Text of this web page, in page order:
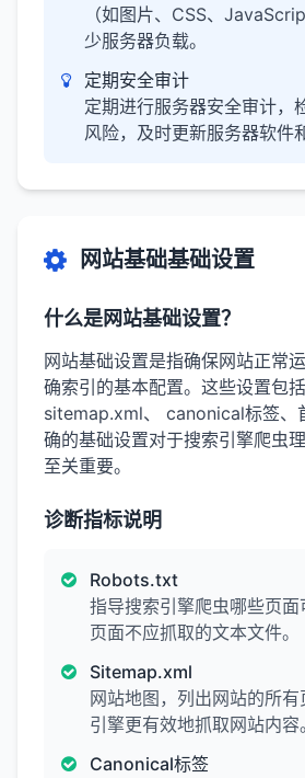
（如图片、CSS、
少服务器负载。
定期安全审计
定期进行服务器安全审计，
风险，及时更新服务器软件
网站基础基础设置
什么是网站基础设置？
网站基础设置是指确保网站正常
确索引的基本配置。这些设置包
sitemap.xml、 canonical标签、
确的基础设置对于搜索引擎爬虫
至关重要。
诊断指标说明
Robots.txt
指导搜索引擎爬虫哪些页
页面不应抓取的文本文件。
Sitemap.xml
网站地图，列出网站的所
引擎更有效地抓取网站内容。
Canonical标签